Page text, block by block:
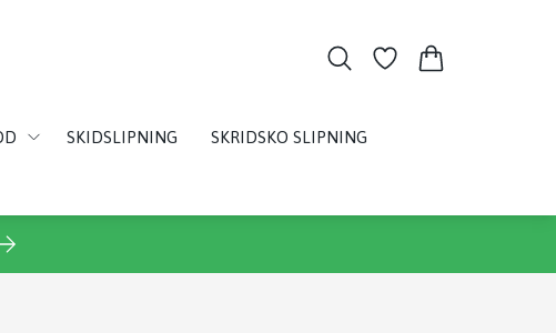
SKIDSLIPNING SKRIDSKO SLIPNING